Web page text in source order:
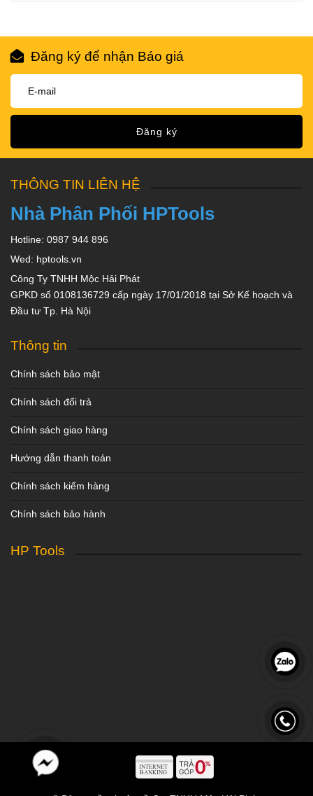
Đăng ký để nhận Báo giá
Đăng ký
THÔNG TIN LIÊN HỆ
Nhà Phân Phối HPTools
Hotline: 0987 944 896
Wed: hptools.vn
Công Ty TNHH Mộc Hải Phát
GPKD số 0108136729 cấp ngày 17/01/2018 tại Sở Kế hoạch và
Đầu tư Tp. Hà Nội
Thông tin
Chính sách bảo mật
Chính sách đổi trả
Chính sách giao hàng
Hướng dẫn thanh toán
Chính sách kiểm hàng
Chính sách bảo hành
HP Tools